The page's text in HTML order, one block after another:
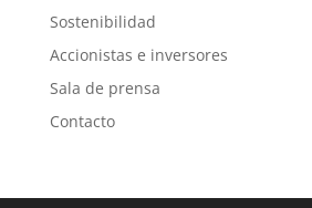
Sostenibilidad
Accionistas e inversores
Sala de prensa
Contacto